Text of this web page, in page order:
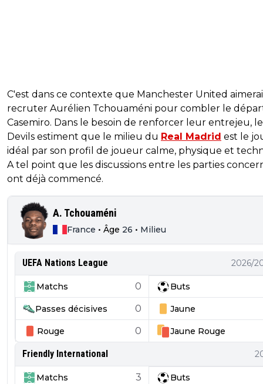
C'est dans ce contexte que Manchester United
recruter Aurélien Tchouaméni pour combler le
Casemiro. Dans le besoin de renforcer leur entrejeu,
Devils estiment que le milieu du Real Madrid est le
idéal par son profil de joueur calme, physique et
A tel point que les discussions entre les parties
ont déjà commencé.
A. Tchouaméni
France • Âge 26 • Milieu
UEFA Nations League 2026/
Matchs 0 Buts
Passes décisives 0 Jaune
Rouge 0 Jaune Rouge
Friendly International
Matchs 3 Buts